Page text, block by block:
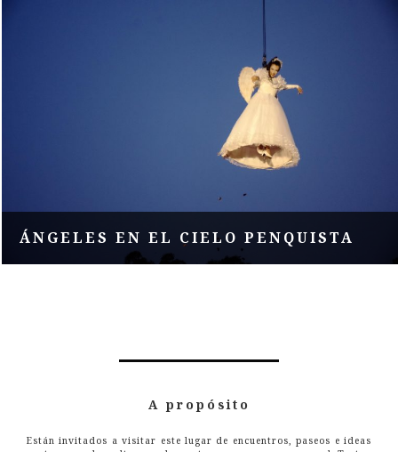
ÁNGELES EN EL CIELO PENQUISTA
A propósito
Están invitados a visitar este lugar de encuentros, paseos e ideas